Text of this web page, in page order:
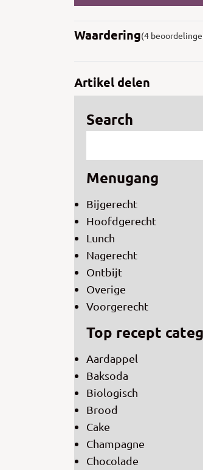
Waardering(4
Artikel delen
Search
Menugang
Bijgerecht
Hoofdgerecht
Lunch
Nagerecht
Ontbijt
Overige
Voorgerecht
Top recept
Aardappel
Baksoda
Biologisch
Brood
Cake
Champagne
Chocolade